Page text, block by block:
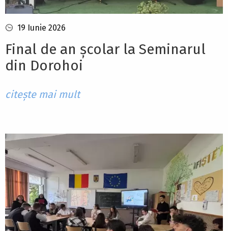
19 Iunie 2026
Final de an școlar la Seminarul
din Dorohoi
citește mai mult